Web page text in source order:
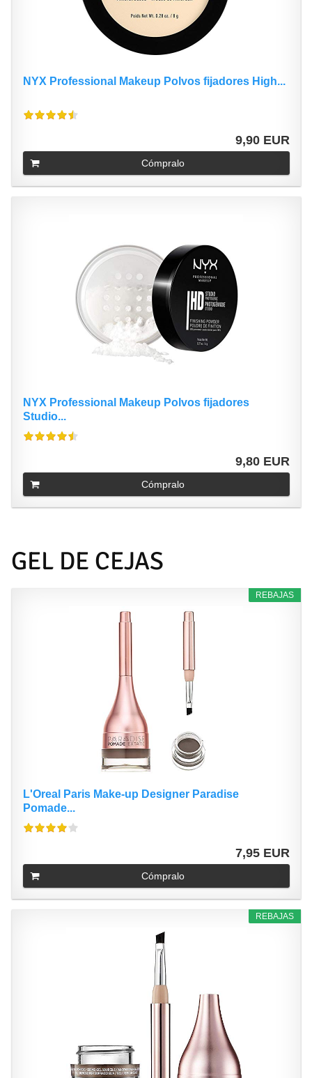
NYX Professional Makeup Polvos fijadores High...
9,90 EUR
Cómpralo
NYX Professional Makeup Polvos fijadores
Studio...
9,80 EUR
Cómpralo
GEL DE CEJAS
REBAJAS
L'Oreal Paris Make-up Designer Paradise
Pomade...
7,95 EUR
Cómpralo
REBAJAS